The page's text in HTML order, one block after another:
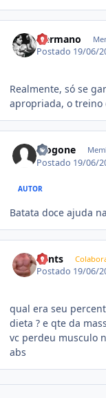
Hermano
Postado 19/06/
Realmente, só se
apropriada, o treino
diogone
Postado 19/06/
AUTOR
Batata doce ajuda
Bents
Postado 19/06/
qual era seu
dieta ? e qte da
vc perdeu musculo
abs